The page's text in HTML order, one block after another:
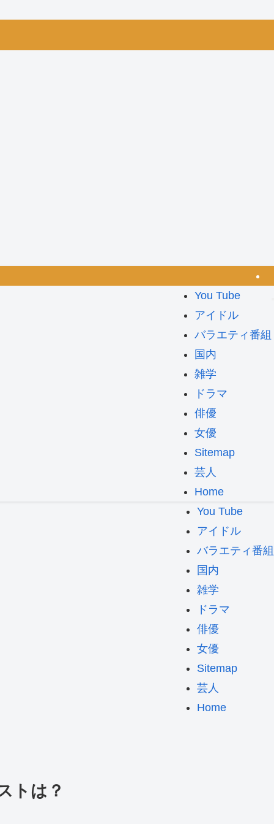
You Tube
アイドル
バラエティ番組
国内
雑学
ドラマ
俳優
女優
Sitemap
芸人
Home
You Tube
アイドル
バラエティ番組
国内
雑学
ドラマ
俳優
女優
Sitemap
芸人
Home
トは？